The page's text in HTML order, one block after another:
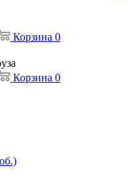
Корзина 0
Корзина 0